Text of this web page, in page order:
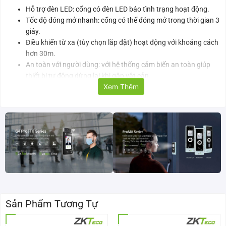
Hỗ trợ đèn LED: cổng có đèn LED báo tình trạng hoạt động.
Tốc độ đóng mở nhanh: cổng có thể đóng mở trong thời gian 3
giây.
Điều khiển từ xa (tùy chọn lắp đặt) hoạt động với khoảng cách
hơn 30m.
An toàn với người dùng: với hệ thống cảm biến an toàn giúp
thiết bị tự động dừng lại khi gặp vật cản.
Kết nối linh hoạt: có thể kết nối với các thiết bị khác như thẻ từ,
camera chụp biển số xe, thiết bị cảnh báo xe vượt.
phương tiện giao thông một cách hiệu quả, tránh tình trạng ùn
tắc.
Độ bền lớn, tuổi thọ cao: chế tạo bởi chất liệu bền bỉ với tiêu
chuẩn bảo vệ IP54 giúp thiết bị có thể hoạt động trong môi
trường khắc nghiệt.
BGM545R-F
Xem Thêm
Sản Phẩm Tương Tự